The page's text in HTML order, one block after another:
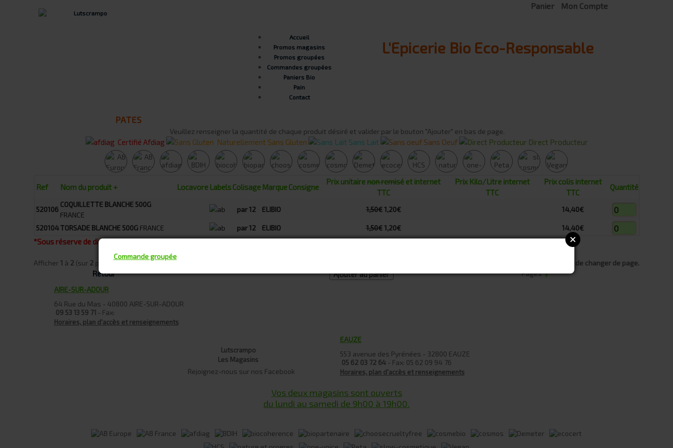
Panier Mon Compte
L'Epicerie Bio Eco-Responsable
Accueil
Promos magasins
Promos groupées
Commandes groupées
Paniers Bio
Pain
Contact
PATES
Veuillez renseigner la quantité de chaque produit désiré et valider par le bouton "Ajouter" en bas de page.
Certifié Afdiag Naturellement Sans Gluten Sans Lait Sans Oeuf Direct Producteur
Ref Nom du produit + Locavore LabelsColisage MarqueConsigne
Prix unitairenon remisé et internet
TTC
Prix Kilo/Litre internet
TTC
Prix colis internet
TTC
Quantité
520106
COQUILLETTE BLANCHE 500G
FRANCE
par 12 ELIBIO 1,50€ 1,20€ 14,40€
520104 TORSADE BLANCHE 500GFRANCE par 12 ELIBIO 1,50€ 1,20€ 14,40€
*Sous réserve de disponibilité des stocks
Veuillez ajouter vos produits au panier avant de changer de page.
Pages1
Afficher 1 à 2 (sur 2 produits)
Ajouter au panier
Retour
AIRE-SUR-ADOUR
64 Rue du Mas - 40800 AIRE-SUR-ADOUR
09 53 13 59 71 - Fax:
Horaires, plan d'accès et renseignements
Lutscrampo
Les Magasins
Rejoignez-nous sur nos Facebook
EAUZE
553 avenue des Pyrénées - 32800 EAUZE
05 62 03 72 64 - Fax: 05 62 09 94 76
Horaires, plan d'accès et renseignements
Vos deux magasins sont ouverts
du lundi au samedi de 9h00 à 19h00.
Commande groupée